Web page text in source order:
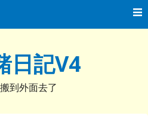
日記V4
到外面去了